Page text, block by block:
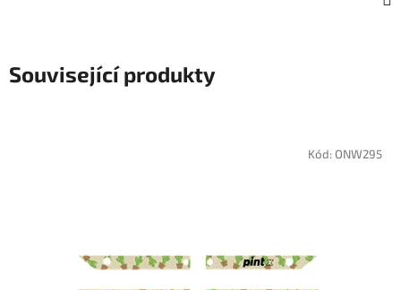
Související produkty
Kód: ONW295